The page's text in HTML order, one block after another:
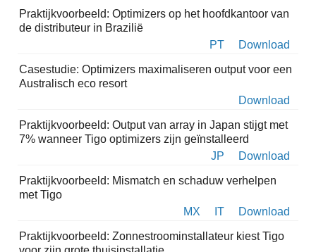
Praktijkvoorbeeld: Optimizers op het hoofdkantoor van
de distributeur in Brazilië
PT
Download
Casestudie: Optimizers maximaliseren output voor een
Australisch eco resort
Download
Praktijkvoorbeeld: Output van array in Japan stijgt met
7% wanneer Tigo optimizers zijn geïnstalleerd
JP
Download
Praktijkvoorbeeld: Mismatch en schaduw verhelpen
met Tigo
MX
IT Download
Praktijkvoorbeeld: Zonnestroominstallateur kiest Tigo